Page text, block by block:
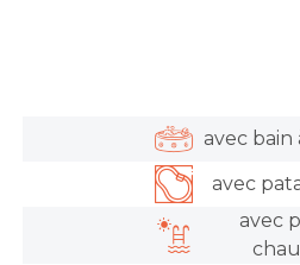
avec bain
avec
avec